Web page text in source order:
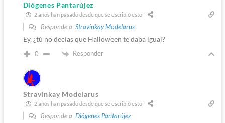
Diógenes Pantarújez
2 años han pasado desde que se escribió esto
Responde a Stravinkay Modelarus
Ey, ¿tú no decías que Halloween te daba igual?
0 Responder
Stravinkay Modelarus
2 años han pasado desde que se escribió esto
Responde a Diógenes Pantarújez